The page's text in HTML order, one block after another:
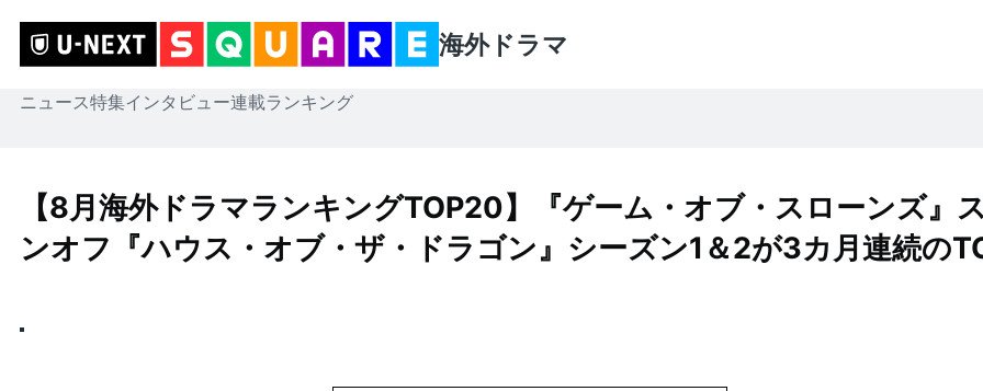
海外ドラマ
ニュース特集インタビュー連載ランキング
【8月海外ドラマランキングTOP20】『ゲーム・オブ・スローンズ』
ンオフ『ハウス・オブ・ザ・ドラゴン』シーズン1＆2が3カ月連続の